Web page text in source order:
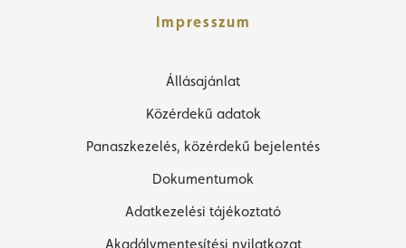
Impresszum
Állásajánlat
Közérdekű adatok
Panaszkezelés, közérdekű bejelentés
Dokumentumok
Adatkezelési tájékoztató
Akadálymentesítési nyilatkozat